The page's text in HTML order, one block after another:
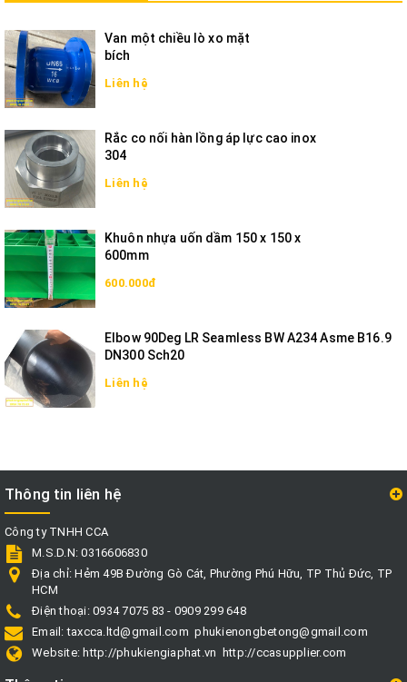
Van một chiều lò xo mặt
bích
Liên hệ
Rắc co nối hàn lồng áp lực cao inox
304
Liên hệ
Khuôn nhựa uốn dầm 150 x 150 x
600mm
600.000đ
Elbow 90Deg LR Seamless BW A234 Asme B16.9
DN300 Sch20
Liên hệ
Thông tin liên hệ
Công ty TNHH CCA
M.S.D.N: 0316606830
Địa chỉ:Hẻm 49B Đường Gò Cát, Phường Phú Hữu, TP Thủ Đức, TP
HCM
Điện thoại: 0934 7075 83 - 0909 299 648
Email:taxcca.ltd@gmail.com phukienongbetong@gmail.com
Website: http://phukiengiaphat.vn http://ccasupplier.com